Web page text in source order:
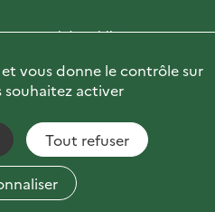
Marchés publics
Briefly in English
conforme
Fils RSS
Plan du site
vous donne le contrôle sur
souhaitez activer
Tout refuser